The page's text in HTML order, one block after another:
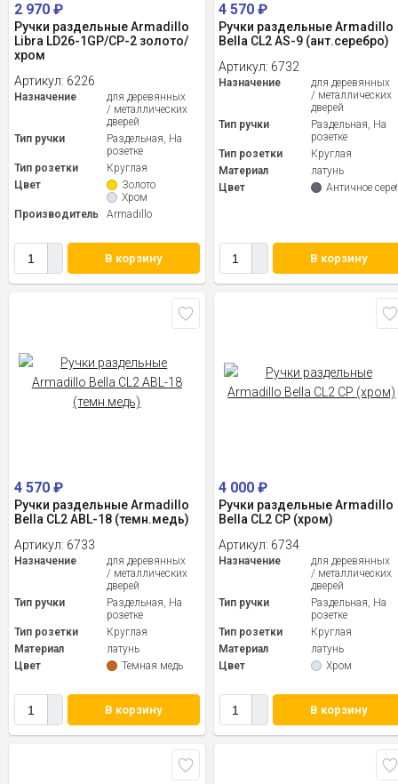
2 970 ₽
Ручки раздельные Armadillo
Libra LD26-1GP/CP-2 золото/
хром
Артикул: 6226
Назначение
для деревянных
/ металлических
дверей
Тип ручки
Раздельная, На
розетке
Тип розетки
Круглая
Цвет
Золото
Хром
Производитель
Armadillo
В корзину
4 570₽
Ручки раздельные Armadillo
Bella CL2 AS-9 (ант.серебро)
Артикул: 6732
Назначение
для деревянных
/ металлических
дверей
Тип ручки
Раздельная, На
розетке
Тип розетки
Круглая
Материал
латунь
Цвет
Античное
В корзину
4 570 ₽
Ручки раздельные Armadillo
Bella CL2 ABL-18 (темн.медь)
Артикул: 6733
Назначение
для деревянных
/ металлических
дверей
Тип ручки
Раздельная, На
розетке
Тип розетки
Круглая
Материал
латунь
Цвет
Темная медь
В корзину
4 000₽
Ручки раздельные Armadillo
Bella CL2 CP (хром)
Артикул: 6734
Назначение
для деревянных
/ металлических
дверей
Тип ручки
Раздельная, На
розетке
Тип розетки
Круглая
Материал
латунь
Цвет
Хром
В корзину